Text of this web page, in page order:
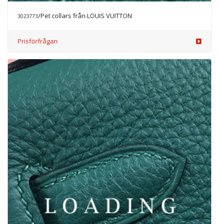
3023773/Pet collars från LOUIS VUITTON
Prisförfrågan